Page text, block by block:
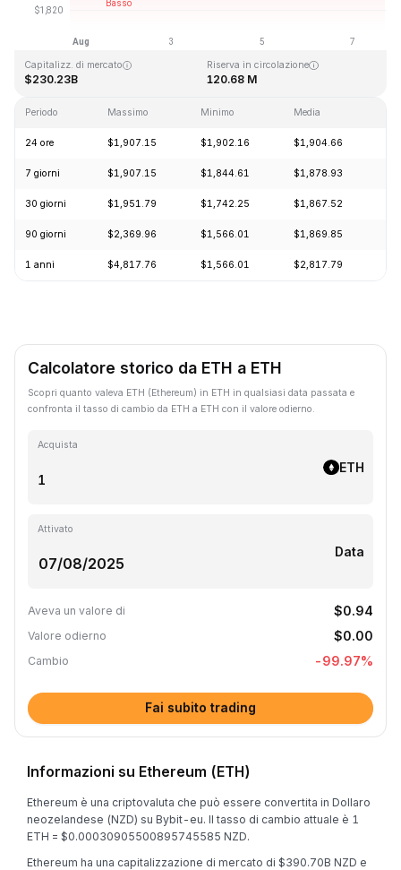
Ultimo aggiornamento: 2026-08-07, 17:28 GMT+0
$4,946.05 $0.432979
Capitalizz. di mercato
$230.23B
Riserva in circolazione
120.68 M
Periodo Massimo Minimo Media
24 ore $1,907.15 $1,902.16 $1,904.66
7 giorni $1,907.15 $1,844.61 $1,878.93
30 giorni $1,951.79 $1,742.25 $1,867.52
90 giorni $2,369.96 $1,566.01 $1,869.85
1 anni $4,817.76 $1,566.01 $2,817.79
Calcolatore storico da ETH a ETH
Scopri quanto valeva ETH (Ethereum) in ETH in qualsiasi data passata e
confronta il tasso di cambio da ETH a ETH con il valore odierno.
Acquista
ETH
Attivato
Data
Aveva un valore di $0.94
Valore odierno $0.00
Cambio -99.97%
Fai subito trading
Informazioni su Ethereum (ETH)
Ethereum è una criptovaluta che può essere convertita in Dollaro
neozelandese (NZD) su Bybit-eu. Il tasso di cambio attuale è 1
ETH = $0.00030905500895745585 NZD.
Ethereum ha una capitalizzazione di mercato di $390.70B NZD e